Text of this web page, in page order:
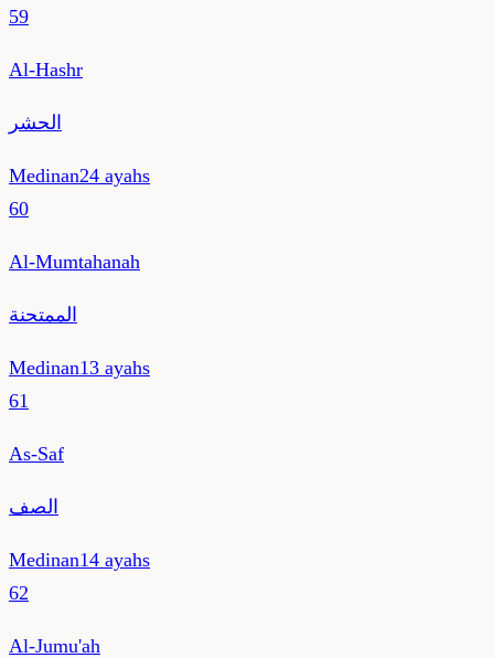
59
Al-Hashr
الحشر
Medinan24 ayahs
60
Al-Mumtahanah
الممتحنة
Medinan13 ayahs
61
As-Saf
الصف
Medinan14 ayahs
62
Al-Jumu'ah